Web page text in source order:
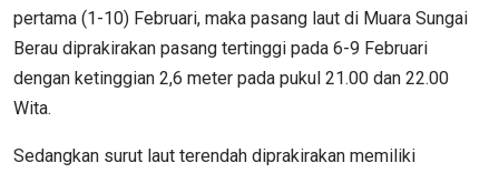
pertama (1-10) Februari, maka pasang laut di Muara Sungai
Berau diprakirakan pasang tertinggi pada 6-9 Februari
dengan ketinggian 2,6 meter pada pukul 21.00 dan 22.00
Wita.
Sedangkan surut laut terendah diprakirakan memiliki